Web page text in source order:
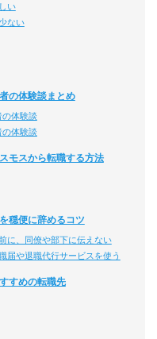
い
ない
の体験談まとめ
の体験談
の体験談
モスから転職する方法
穏便に辞めるコツ
に、同僚や部下に伝えない
届や退職代行サービスを使う
すめの転職先